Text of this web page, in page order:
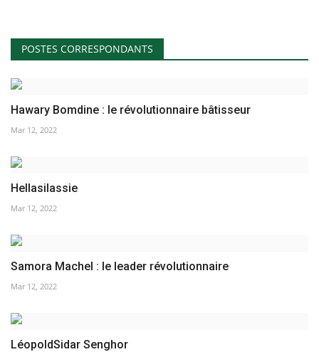
POSTES CORRESPONDANTS
Hawary Bomdine : le révolutionnaire bâtisseur‎
Mar 12, 2022
Hellasilassie
Mar 12, 2022
Samora Machel : le leader révolutionnaire ‎
Mar 12, 2022
LéopoldSidar Senghor